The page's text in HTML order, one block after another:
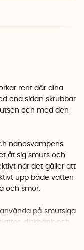
rent där dina
ena sidan skrubbar
och med den
nanosvampens
åt sig smuts och
när det gäller att
upp både vatten
och smör.
på smutsiga
diskbänk och
och gör rent